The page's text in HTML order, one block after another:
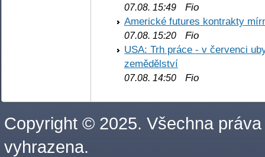
07.08. 15:49 Fio
Americké futures kontrakty
07.08. 15:20 Fio
USA: Trh práce - v červenci
zemědělství
07.08. 14:50 Fio
Copyright © 2025. Všechna práva
vyhrazena.